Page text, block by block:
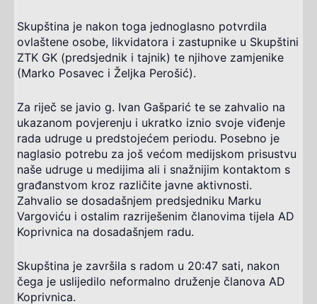
Skupština je nakon toga jednoglasno potvrdila
ovlaštene osobe, likvidatora i zastupnike u Skupštini
ZTK GK (predsjednik i tajnik) te njihove zamjenike
(Marko Posavec i Željka Perošić).
Za riječ se javio g. Ivan Gašparić te se zahvalio na
ukazanom povjerenju i ukratko iznio svoje viđenje
rada udruge u predstojećem periodu. Posebno je
naglasio potrebu za još većom medijskom prisustvu
naše udruge u medijima ali i snažnijim kontaktom s
građanstvom kroz različite javne aktivnosti.
Zahvalio se dosadašnjem predsjedniku Marku
Vargoviću i ostalim razriješenim članovima tijela AD
Koprivnica na dosadašnjem radu.
Skupština je završila s radom u 20:47 sati, nakon
čega je uslijedilo neformalno druženje članova AD
Koprivnica.